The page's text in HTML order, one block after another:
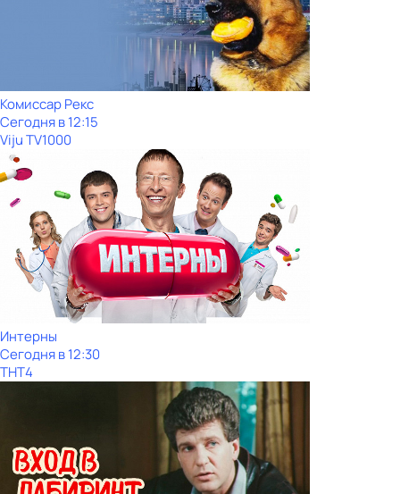
Комиссар Рекс
Сегодня в 12:15
Viju TV1000
Интерны
Сегодня в 12:30
ТНТ4